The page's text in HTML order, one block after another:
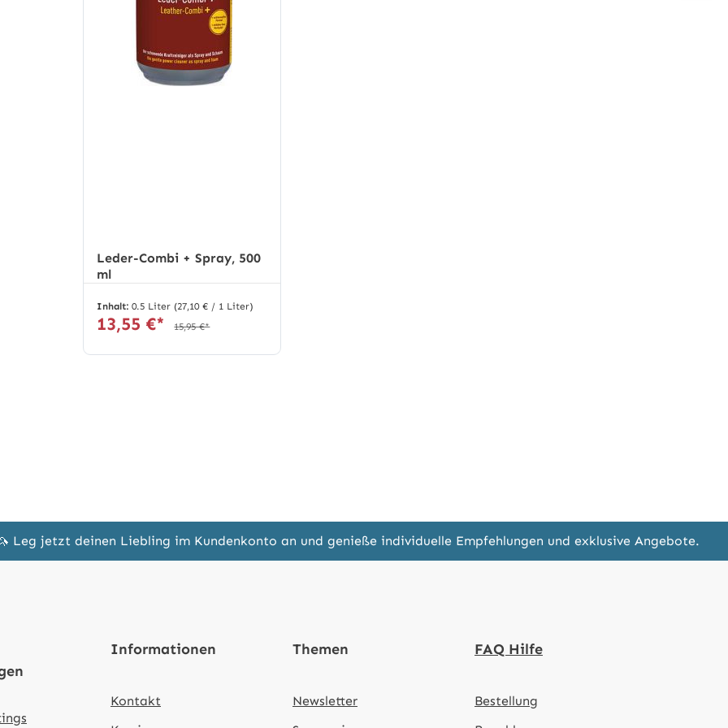
Leder-Combi + Spray, 500
ml
Inhalt:0.5 Liter(27,10 € / 1 Liter)
13,55 €* 15,95 €*
Leg jetzt deinen Liebling im Kundenkonto an und genieße individuelle Empfehlungen und exklusive Angebote.
Informationen
Kontakt
Themen
Newsletter
FAQ Hilfe
Bestellung